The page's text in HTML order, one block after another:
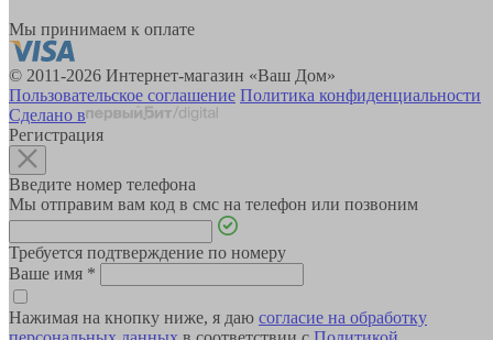
Мы принимаем к оплате
© 2011-2026 Интернет-магазин «Ваш Дом»
Пользовательское соглашение Политика конфиденциальности
Сделано в
Регистрация
Введите номер телефона
Мы отправим вам код в смс на телефон или позвоним
Требуется подтверждение по номеру
Ваше имя *
Нажимая на кнопку ниже, я даю согласие на обработку